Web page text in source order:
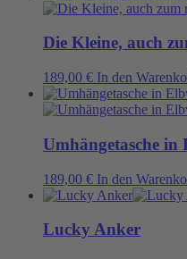
Die Kleine, auch
189,00 € In den
Umhängetasche in
189,00 € In den
Lucky Anker